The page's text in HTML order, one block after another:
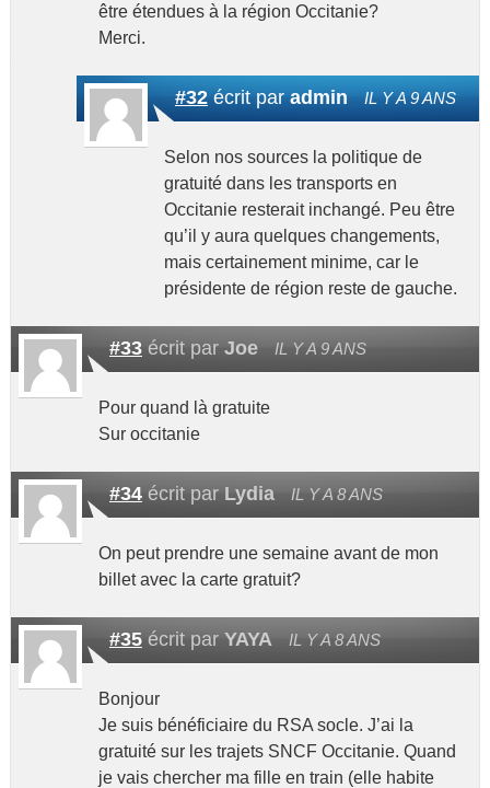
être étendues à la région Occitanie?
Merci.
#32écrit paradmin IL Y A 9 ANS
Selon nos sources la politique de
gratuité dans les transports en
Occitanie resterait inchangé. Peu être
qu’il y aura quelques changements,
mais certainement minime, car le
présidente de région reste de gauche.
#33écrit par Joe IL Y A 9 ANS
Pour quand là gratuite
Sur occitanie
#34écrit par Lydia IL Y A 8 ANS
On peut prendre une semaine avant de mon
billet avec la carte gratuit?
#35écrit par YAYA IL Y A 8 ANS
Bonjour
Je suis bénéficiaire du RSA socle. J’ai la
gratuité sur les trajets SNCF Occitanie. Quand
je vais chercher ma fille en train (elle habite